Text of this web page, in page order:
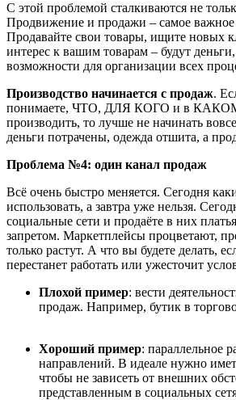
С этой проблемой сталкиваются не
Продвижение и продажи – самое важное
Продавайте свои товары, ищите новых
интерес к вашим товарам – будут деньги
возможности для организации всех
Производство начинается с продаж.
понимаете, ЧТО, ДЛЯ КОГО и в
производить, то лучше не начинать
деньги потрачены, одежда отшита, а
Проблема №4: один канал продаж
Всё очень быстро меняется. Сегодня
использовать, а завтра уже нельзя.
социальные сети и продаёте в них
запретом. Маркетплейсы процветают,
только растут. А что вы будете делать,
перестанет работать или ужесточит
Плохой пример: вести
продаж. Например, бутик в
Хороший пример: параллельное
направлений. В идеале нужно
чтобы не зависеть от внешних
представленным в социальных